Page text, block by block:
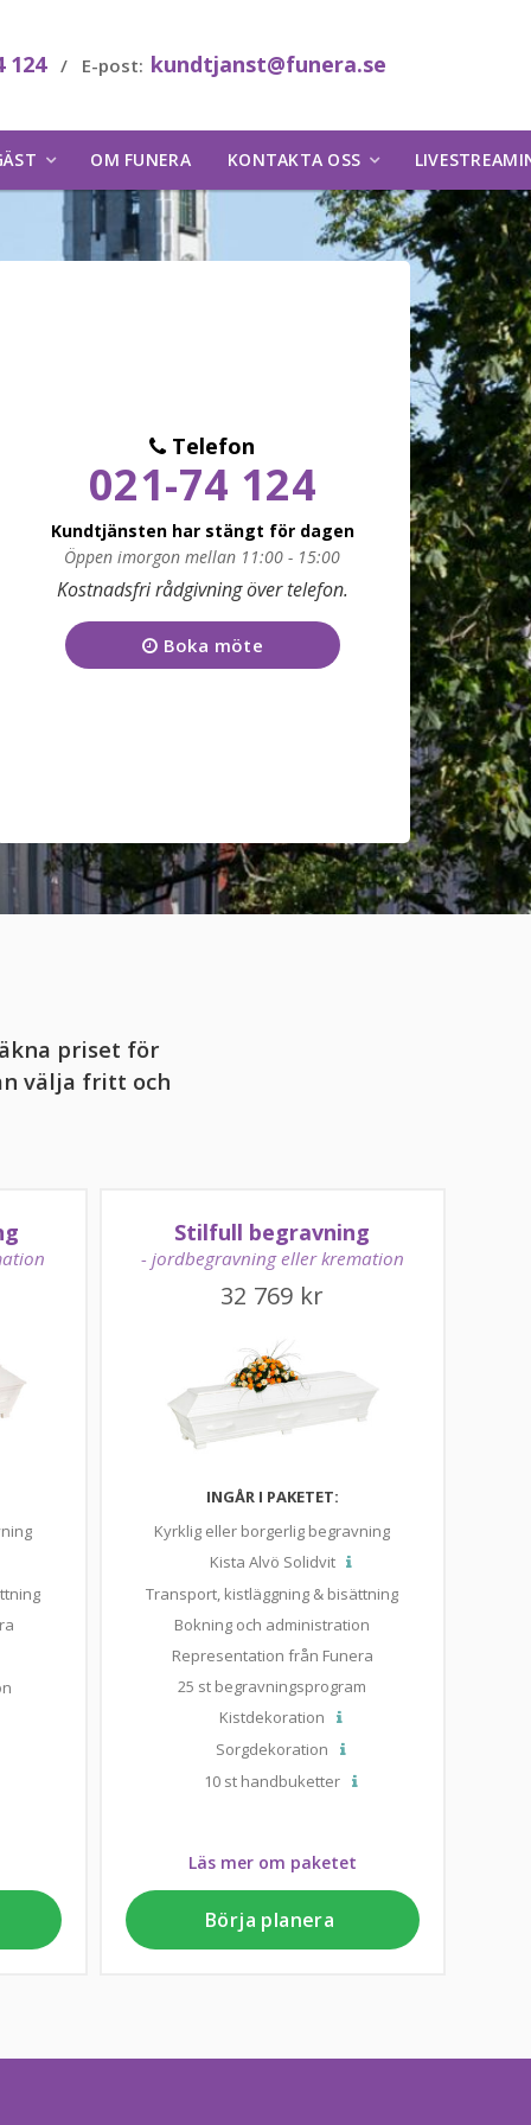
124/ E-post: kundtjanst@funera.se
OM FUNERA KONTAKTA OSS
Telefon
021-74 124
Kundtjänsten har stängt för dagen
Öppen imorgon mellan 11:00 - 15:00
Måndag
09:00 - 17:00
Tisdag
09:00 - 17:00
Onsdag
09:00 - 17:00
Söndag
11:00 - 15:00
Kostnadsfri rådgivning över telefon.
Boka möte
priset för
välja fritt och
Stilfull begravning
- jordbegravning eller kremation
32 769 kr
INGÅR I PAKETET:
Kyrklig eller borgerlig begravning
Kista Alvö Solidvit
Transport, kistläggning & bisättning
Bokning och administration
Representation från Funera
25 st begravningsprogram
Kistdekoration
Sorgdekoration
10 st handbuketter
Läs mer om paketet
Börja planera